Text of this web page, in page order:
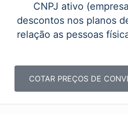
CNPJ ativo
descontos nos planos
relação as pessoas
COTAR PREÇOS DE